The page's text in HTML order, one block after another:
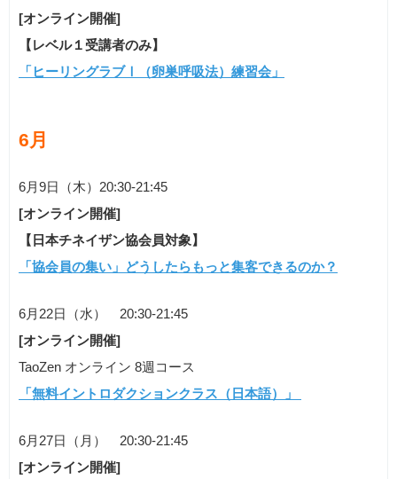
[オンライン開催]
【レベル１受講者のみ】
「ヒーリングラブⅠ（卵巣呼吸法）練習会」
6月
6月9日（木）20:30-21:45
[オンライン開催]
【日本チネイザン協会員対象】
「協会員の集い」どうしたらもっと集客できるのか？
6月22日（水） 20:30-21:45
[オンライン開催]
TaoZen オンライン 8週コース
「無料イントロダクションクラス（日本語）」
6月27日（月） 20:30-21:45
[オンライン開催]